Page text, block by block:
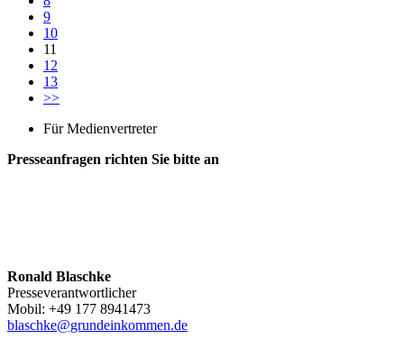
9
10
11
12
13
>>
Für Medienvertreter
Presseanfragen richten Sie bitte an
Ronald Blaschke
Presseverantwortlicher
Mobil: +49 177 8941473
blaschke@grundeinkommen.de